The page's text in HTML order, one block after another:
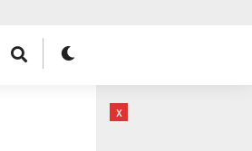
x